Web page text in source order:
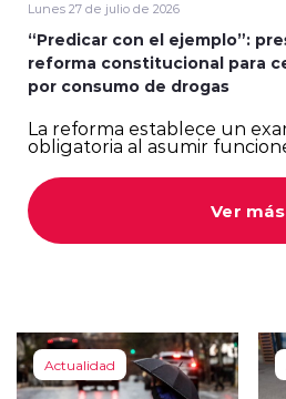
Lunes 27 de julio de 2026
“Predicar con el ejemplo”:
reforma constitucional para
por consumo de drogas
La reforma establece un
obligatoria al asumir
Ver más
Actualidad